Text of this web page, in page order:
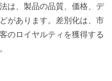
は、製品の品質、価格、デ
があります。差別化は、市
のロイヤルティを獲得する